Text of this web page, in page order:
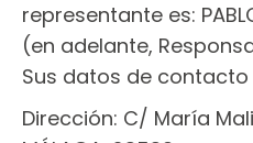
representante es:
(en adelante,
Sus datos de contacto
Dirección: C/ María